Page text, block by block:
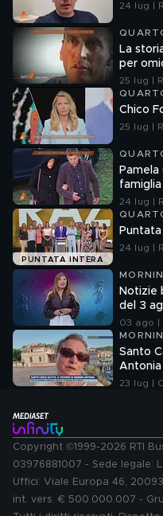
24 lug |
La
per
25 lug |
Chico
25 lug |
Pamela
24 lug |
PUNTATA INTERA
24 lug |
Notizie
del 3
03 ago |
Santo
Antonia
23 lug |
Copyright ©1999-2026 RTI
03976881007 - Sede legale:
Uffici: Viale Europa 46,
int. vers. € 500.000.007 -